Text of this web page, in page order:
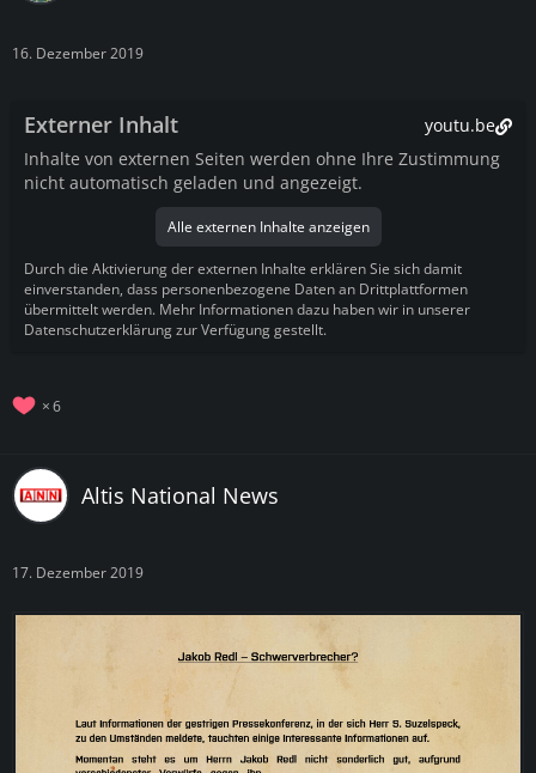
16. Dezember 2019
Externer Inhalt
youtu.be
Inhalte von externen Seiten werden ohne Ihre Zustimmung
nicht automatisch geladen und angezeigt.
Alle externen Inhalte anzeigen
Durch die Aktivierung der externen Inhalte erklären Sie sich damit
einverstanden, dass personenbezogene Daten an Drittplattformen
übermittelt werden. Mehr Informationen dazu haben wir in unserer
Datenschutzerklärung zur Verfügung gestellt.
6
Altis National News
17. Dezember 2019